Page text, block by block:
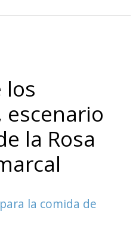
los
la Rosa
la comida de